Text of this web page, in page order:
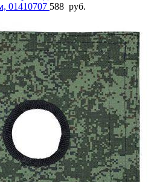
01410707 588 руб.